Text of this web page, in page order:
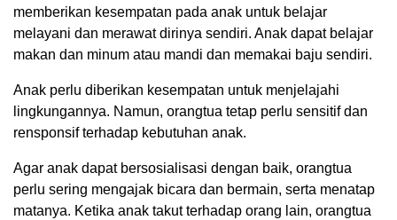
memberikan kesempatan pada anak untuk belajar
melayani dan merawat dirinya sendiri. Anak dapat belajar
makan dan minum atau mandi dan memakai baju sendiri.
Anak perlu diberikan kesempatan untuk menjelajahi
lingkungannya. Namun, orangtua tetap perlu sensitif dan
rensponsif terhadap kebutuhan anak.
Agar anak dapat bersosialisasi dengan baik, orangtua
perlu sering mengajak bicara dan bermain, serta menatap
matanya. Ketika anak takut terhadap orang lain, orangtua